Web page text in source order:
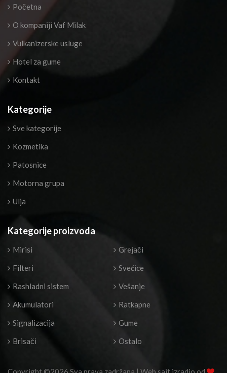
Početna
O kompaniji Vaf Milak
Vulkanizerske usluge
Hotel za gume
Kontakt
Kategorije
Sve kategorije
Kozmetika
Patosnice
Motorna grupa
Ulja
Kategorije proizvoda
Mirisi
Filteri
Rashladni sistem
Akumulatori
Signalizacija
Brisači
Grejači
Svećice
Vešanje
Ratkapne
Gume
Ostalo